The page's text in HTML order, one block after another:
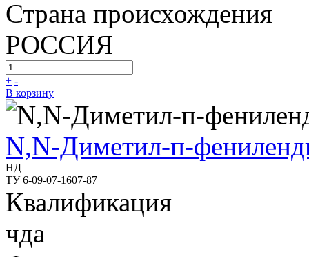
Страна происхождения
РОССИЯ
+ -
В корзину
N,N-Диметил-п-
НД
ТУ 6-09-07-1607-87
Квалификация
чда